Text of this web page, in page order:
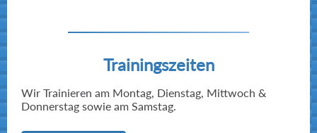
Trainingszeiten
Wir Trainieren am Montag, Dienstag, Mittwoch &
Donnerstag sowie am Samstag.